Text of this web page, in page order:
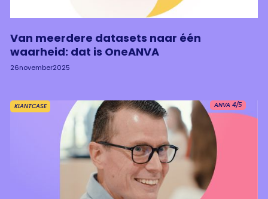
Van meerdere datasets naar één
waarheid: dat is OneANVA
26november2025
ANVA 4/5
KLANTCASE